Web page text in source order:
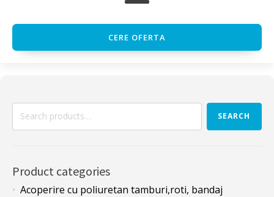
CERE OFERTA
Search
SEARCH
Product categories
Acoperire cu poliuretan tamburi,roti, bandaj